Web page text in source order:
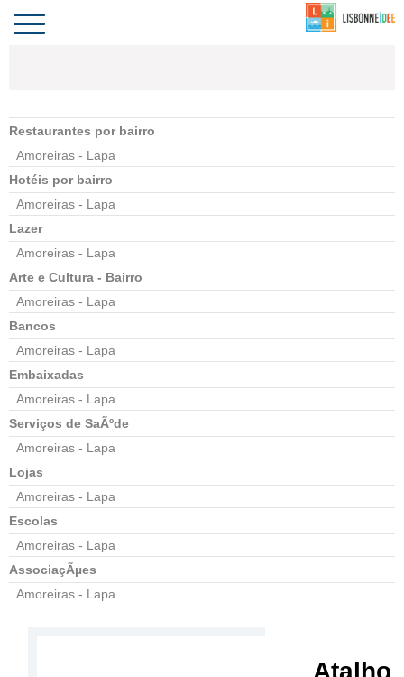
PORTUGAL
Toggle
navigation
Restaurantes por bairro
Amoreiras - Lapa
Hotéis por bairro
Amoreiras - Lapa
Lazer
Amoreiras - Lapa
Arte e Cultura - Bairro
Amoreiras - Lapa
Bancos
Amoreiras - Lapa
Embaixadas
Amoreiras - Lapa
Serviços de SaÃºde
Amoreiras - Lapa
Lojas
Amoreiras - Lapa
Escolas
Amoreiras - Lapa
AssociaçÃµes
Amoreiras - Lapa
Atalho